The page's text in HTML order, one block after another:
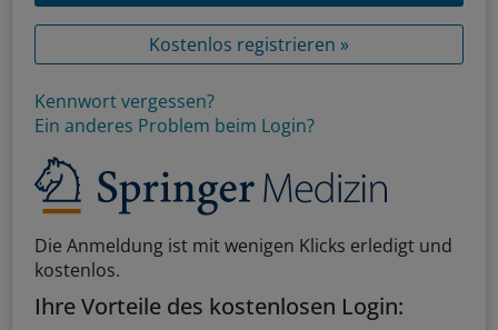
Kostenlos registrieren »
Kennwort vergessen?
Ein anderes Problem beim Login?
Die Anmeldung ist mit wenigen Klicks erledigt und
kostenlos.
Ihre Vorteile des kostenlosen Login: